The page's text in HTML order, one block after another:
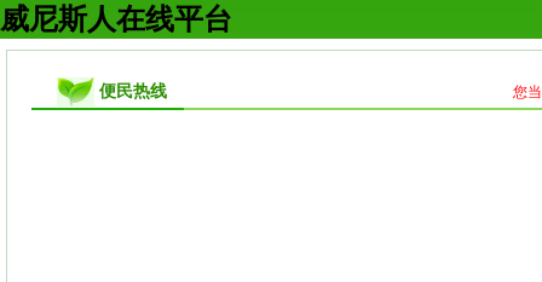
威尼斯人在线平台
便民热线 您